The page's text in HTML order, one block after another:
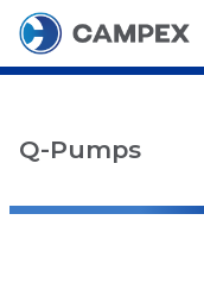
Q-Pumps